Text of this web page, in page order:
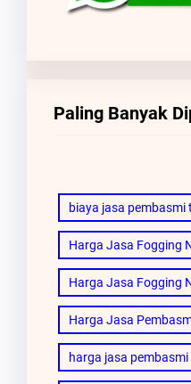
Paling Banyak
biaya jasa pembasmi
Harga Jasa Fogging
Harga Jasa Fogging
Harga Jasa
harga jasa